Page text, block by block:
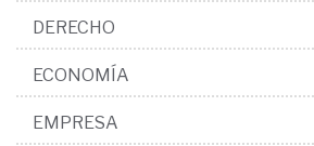
DERECHO
ECONOMÍA
EMPRESA